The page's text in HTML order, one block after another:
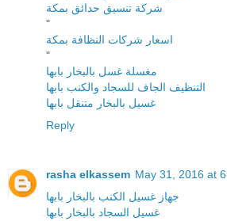
شركة تنسيق حدائق بمكة
"
اسعار شركات النظافة بمكة
"
مغسلة غسل بالبخار بابها
التنظيف الجاف للسجاد والكنب بابها
غسيل بالبخار متنقل بابها
Reply
rasha elkassem May 31, 2016 at
جهاز غسيل الكنب بالبخار بابها
غسيل السجاد بالبخار بابها